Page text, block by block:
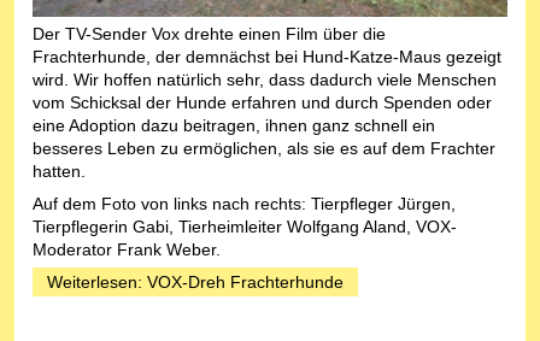
Der TV-Sender Vox drehte einen Film über die
Frachterhunde, der demnächst bei Hund-Katze-Maus gezeigt
wird. Wir hoffen natürlich sehr, dass dadurch viele Menschen
vom Schicksal der Hunde erfahren und durch Spenden oder
eine Adoption dazu beitragen, ihnen ganz schnell ein
besseres Leben zu ermöglichen, als sie es auf dem Frachter
hatten.
Auf dem Foto von links nach rechts: Tierpfleger Jürgen,
Tierpflegerin Gabi, Tierheimleiter Wolfgang Aland, VOX-
Moderator Frank Weber.
Weiterlesen: VOX-Dreh Frachterhunde